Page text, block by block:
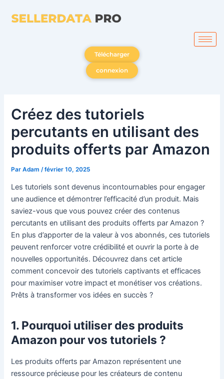
Télécharger
connexion
Créez des tutoriels
percutants en utilisant des
produits offerts par Amazon
ParAdam /février 10, 2025
Les tutoriels sont devenus incontournables pour engager
une audience et démontrer l’efficacité d’un produit. Mais
saviez-vous que vous pouvez créer des contenus
percutants en utilisant des produits offerts par Amazon ?
En plus d’apporter de la valeur à vos abonnés, ces tutoriels
peuvent renforcer votre crédibilité et ouvrir la porte à de
nouvelles opportunités. Découvrez dans cet article
comment concevoir des tutoriels captivants et efficaces
pour maximiser votre impact et monétiser vos créations.
Prêts à transformer vos idées en succès ?
1. Pourquoi utiliser des produits
Amazon pour vos tutoriels ?
Les produits offerts par Amazon représentent une
ressource précieuse pour les créateurs de contenu